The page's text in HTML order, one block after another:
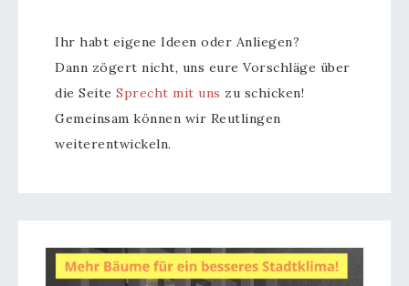
Ihr habt eigene Ideen oder Anliegen?
Dann zögert nicht, uns eure Vorschläge über
die Seite Sprecht mit uns zu schicken!
Gemeinsam können wir Reutlingen
weiterentwickeln.